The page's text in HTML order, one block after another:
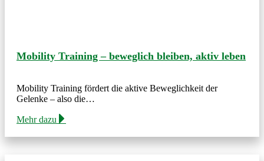
Mobility Training – beweglich bleiben, aktiv leben
Mobility Training fördert die aktive Beweglichkeit der
Gelenke – also die…
Mehr dazu